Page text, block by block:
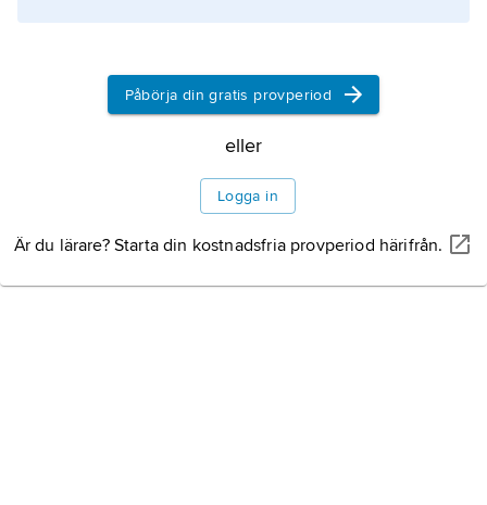
Påbörja din gratis provperiod
eller
Logga in
Är du lärare? Starta din kostnadsfria provperiod härifrån.